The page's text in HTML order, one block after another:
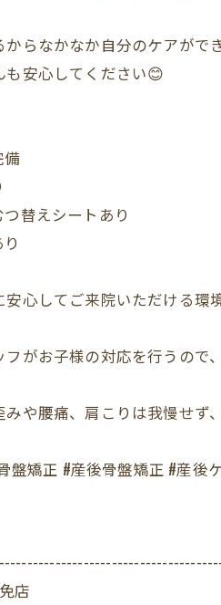
からなかなか自分のケアがで
も安心してください😊
替えシートあり
安心してご来院いただける環
フがお子様の対応を行うの
や腰痛、肩こりは我慢せず
盤矯正 #産後骨盤矯正 #産後
店